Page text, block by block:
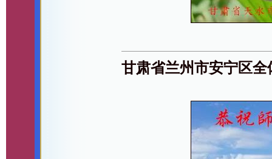
甘肃省兰州市安宁区